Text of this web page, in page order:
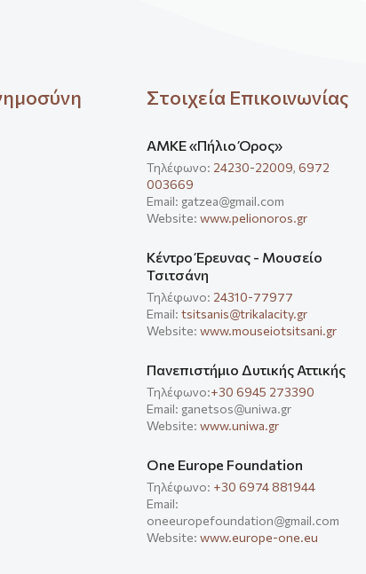
Στοιχεία Επικοινωνίας
ΑΜΚΕ «Πήλιο Όρος»
Τηλέφωνο: 24230-22009, 6972
003669
Email: gatzea@gmail.com
Website: www.pelionoros.gr
Κέντρο Έρευνας - Μουσείο
Τσιτσάνη
Τηλέφωνο: 24310-77977
Email: tsitsanis@trikalacity.gr
Website: www.mouseiotsitsani.gr
Πανεπιστήμιο Δυτικής Αττικής
Τηλέφωνο:+30 6945 273390
Email: ganetsos@uniwa.gr
Website: www.uniwa.gr
One Europe Foundation
Τηλέφωνο: +30 6974 881944
Email:
oneeuropefoundation@gmail.com
Website: www.europe-one.eu